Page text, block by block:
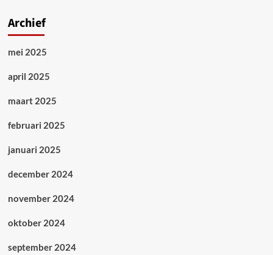
Archief
mei 2025
april 2025
maart 2025
februari 2025
januari 2025
december 2024
november 2024
oktober 2024
september 2024